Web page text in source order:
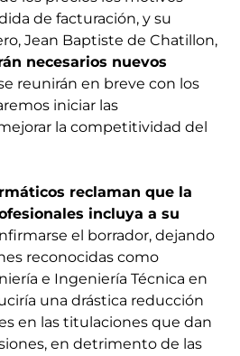
de facturación, y su
Jean Baptiste de Chatillon,
necesarios nuevos
reunirán en breve con los
iniciar las
la competitividad del
reclaman que la
incluya a su
el borrador, dejando
reconocidas como
e Ingeniería Técnica en
una drástica reducción
en las titulaciones que dan
en detrimento de las